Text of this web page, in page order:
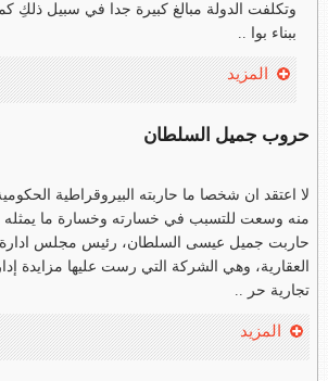
وتكلفت الدولة مبالغ كبيرة جدا في سبيل ذلكِ
ببناء بوا ..
المزيد
حروب جميل السلطان
لا اعتقد ان شخصا ما حاربته البيروقراطية
منه وسعت للتسبب في خسارته وخسارة ما يمثله
حاربت جميل عيسى السلطان، رئيس مجلس ادارة
العقارية، وهي الشركة التي رست عليها مزايدة
تجارية حر ..
المزيد